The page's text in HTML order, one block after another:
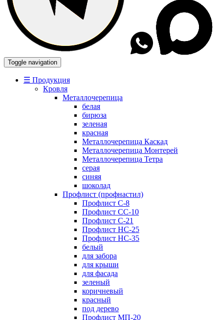
Toggle navigation
☰ Продукция
Кровля
Металлочерепица
белая
бирюза
зеленая
красная
Металлочерепица Каскад
Металлочерепица Монтерей
Металлочерепица Тетра
серая
синяя
шоколад
Профлист (профнастил)
Профлист С-8
Профлист СС-10
Профлист C-21
Профлист НС-25
Профлист НС-35
белый
для забора
для крыши
для фасада
зеленый
коричневый
красный
под дерево
Профлист МП-20